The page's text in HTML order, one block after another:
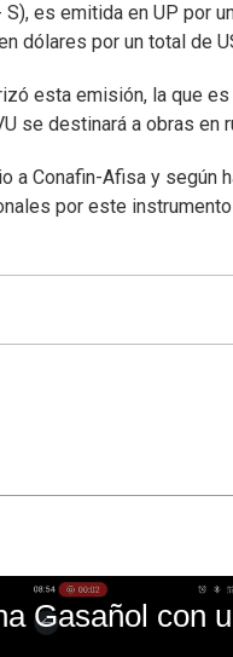
es emitida en UP por
dólares por un total de
esta emisión, la que
se destinará a obras en
a Conafin-Afisa y según
por este